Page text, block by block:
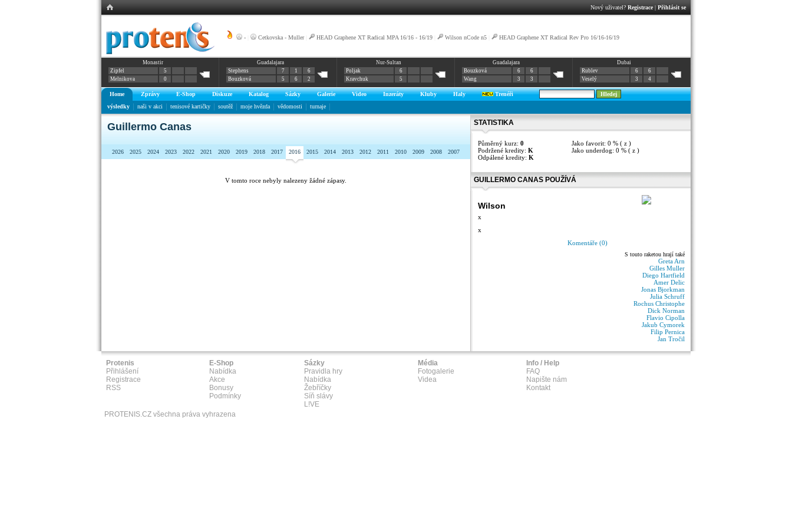
Nový uživatel? Registrace| Přihlásit se
- Cetkovska - Muller| HEAD Graphene XT Radical MPA 16/16 - 16/19 Wilson nCode n5 HEAD Graphene XT Radical Rev Pro 16/16-16/19
Monastir
Zipfel
5
Melnikova
0
Guadalajara
Stephens
7 1
6
Bouzková
5 6 2
Nur-Sultan
Poljak
6
Kravchuk
5
Guadalajara
Bouzková
6
6
Wang
3 3
Dubai
Rublev
6
6
Veselý
3 4
Home Zprávy E-Shop Diskuze Katalog Sázky Galerie Video Inzeráty Kluby Haly
Trenéři
výsledky
naši v akci tenisové kartičky soutěž moje hvězda vědomosti turnaje
Guillermo Canas
2026 2025 2024 2023 2022 2021 2020 2019 2018 2017 2016 2015 2014 2013 2012 2011 2010 2009 2008 2007
V tomto roce nebyly nalezeny žádné zápasy.
STATISTIKA
Půměrný kurz: 0
Podržené kredity: K
Odpálené kredity: K
Jako favorit: 0 % ( z )
Jako underdog: 0 % ( z )
GUILLERMO CANAS POUŽÍVÁ
Wilson
x
x
Komentáře (0)
S touto raketou hrají také
Greta Arn
Gilles Muller
Diego Hartfield
Amer Delic
Jonas Bjorkman
Julia Schruff
Rochus Christophe
Dick Norman
Flavio Cipolla
Jakub Cymorek
Filip Pernica
Jan Tročil
Protenis
Přihlášení
Registrace
RSS
E-Shop
Nabídka
Akce
Bonusy
Podmínky
Sázky
Pravidla hry
Nabídka
Žebříčky
Síň slávy
L!VE
Média
Fotogalerie
Videa
Info / Help
FAQ
Napište nám
Kontakt
PROTENIS.CZ všechna práva vyhrazena